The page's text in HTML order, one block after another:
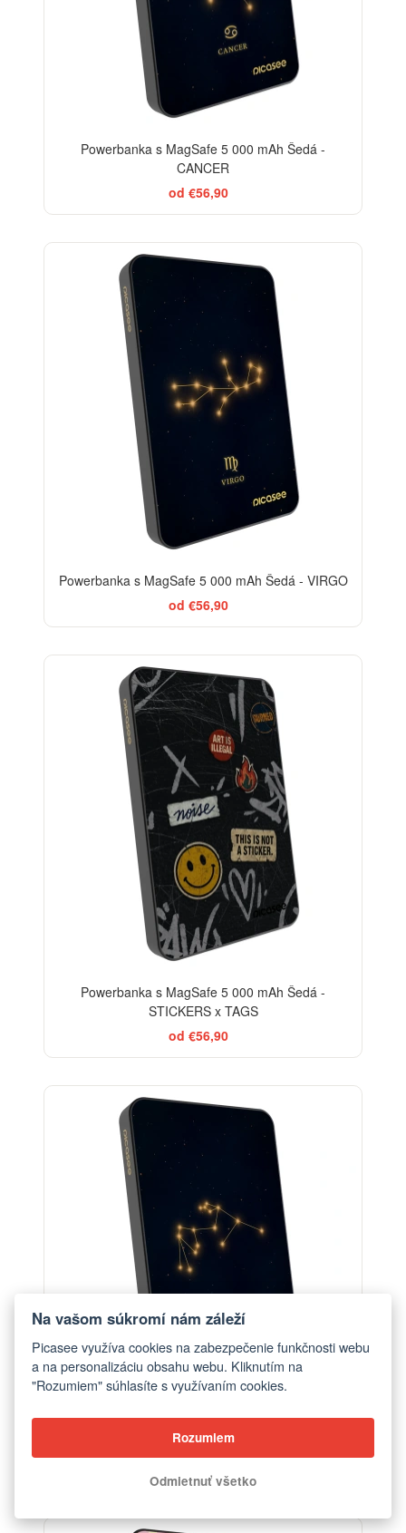
Powerbanka s MagSafe 5 000 mAh Šedá -
CANCER
od €56,90
Powerbanka s MagSafe 5 000 mAh Šedá - VIRGO
od €56,90
Powerbanka s MagSafe 5 000 mAh Šedá -
STICKERS x TAGS
od €56,90
Powerbanka s MagSafe 5 000 mAh Šedá -
AQUARIUS
Na vašom súkromí nám záleží
Picasee využíva cookies na zabezpečenie funkčnosti webu
a na personalizáciu obsahu webu. Kliknutím na
"Rozumiem" súhlasíte s využívaním cookies.
Rozumiem
Odmietnuť všetko